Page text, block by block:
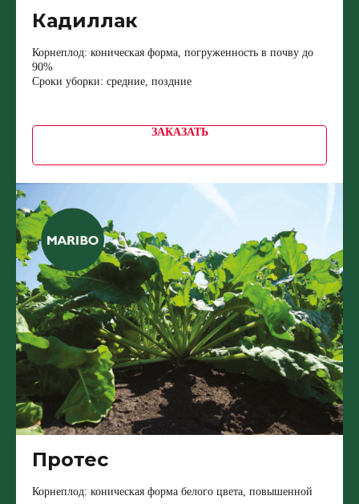
Кадиллак
Корнеплод: коническая форма, погруженность в почву до
90%
Сроки уборки: средние, поздние
ЗАКАЗАТЬ
Протес
Корнеплод: коническая форма белого цвета, повышенной